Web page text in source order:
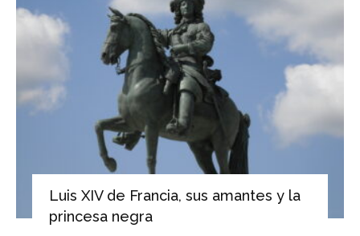
Luis XIV de Francia, sus amantes y la
princesa negra